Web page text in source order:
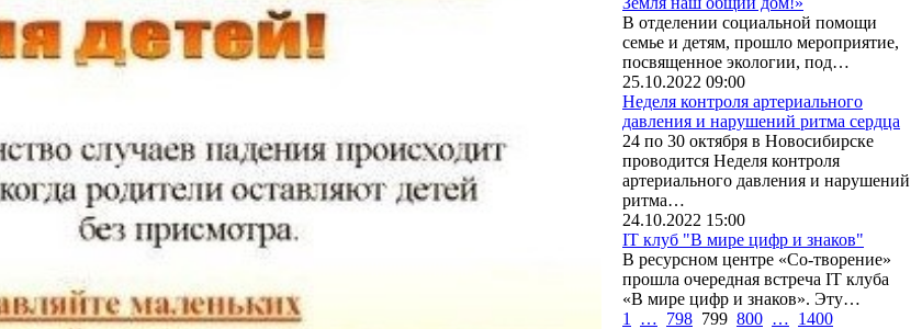
В отделении социальной помощи
семье и детям, прошло мероприятие,
посвященное экологии, под…
25.10.2022 09:00
Неделя контроля артериального
давления и нарушений ритма сердца
24 по 30 октября в Новосибирске
проводится Неделя контроля
артериального давления и нарушений
ритма…
24.10.2022 15:00
IT клуб "В мире цифр и знаков"
В ресурсном центре «Со-творение»
прошла очередная встреча IT клуба
«В мире цифр и знаков». Эту…
1
… 798 799 800 … 1400